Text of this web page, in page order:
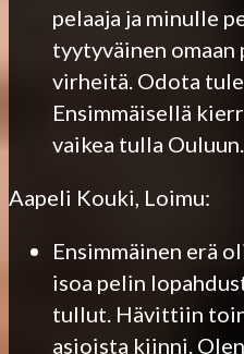
pelaaja ja minulle
tyytyväinen
virheitä. Odota
Ensimmäisellä
vaikea tulla Ouluun.
Aapeli Kouki, Loimu:
Ensimmäinen erä
isoa pelin
tullut. Hävittiin
asioista kiinni.